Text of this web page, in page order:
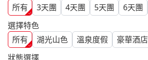
所有
3天團 4天團 5天團 6天團
選擇特色
所有
湖光山色 溫泉度假 豪華酒店
狀態選擇